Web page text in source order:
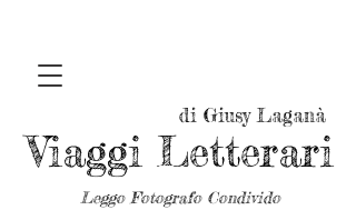
Leggo Fotografo Condivido
Viaggi Letterari
di Giusy Laganà